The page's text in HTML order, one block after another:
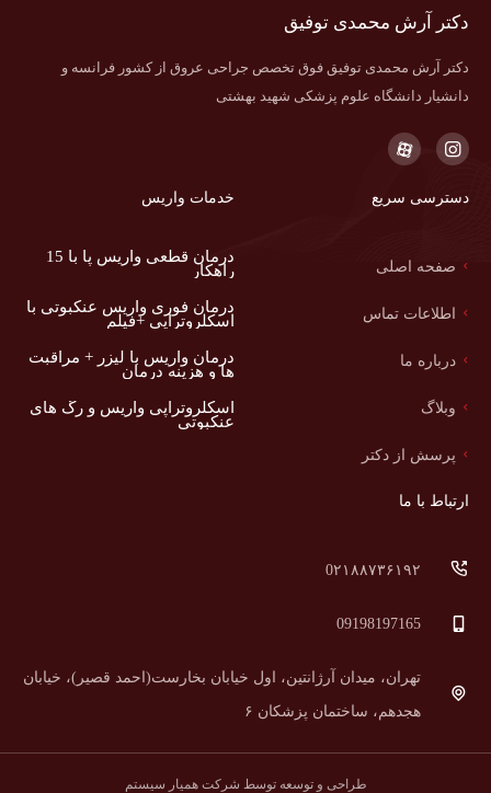
دکتر آرش محمدی توفیق
دکتر آرش محمدی توفیق فوق تخصص جراحی عروق از کشور فرانسه و
دانشیار دانشگاه علوم پزشکی شهید بهشتی
دسترسی سریع
صفحه اصلی
اطلاعات تماس
درباره ما
وبلاگ
پرسش از دکتر
خدمات واریس
درمان قطعی واریس پا با 15
راهکار
درمان فوری واریس عنکبوتی با
اسکلروتراپی +فیلم
درمان واریس با لیزر + مراقبت
ها و هزینه درمان
اسکلروتراپی واریس و رگ های
عنکبوتی
ارتباط با ما
0۲۱۸۸۷۳۶۱۹۲
09198197165
تهران، میدان آرژانتین، اول خیابان بخارست(احمد قصیر)، خیابان
هجدهم، ساختمان پزشکان ۶
طراحی و توسعه توسط شرکت همیار سیستم